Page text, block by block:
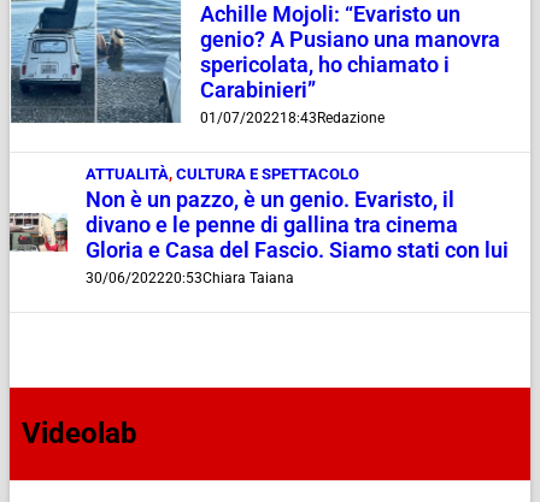
Achille Mojoli: “Evaristo un
genio? A Pusiano una manovra
spericolata, ho chiamato i
Carabinieri”
01/07/202218:43Redazione
ATTUALITÀ, CULTURA E SPETTACOLO
Non è un pazzo, è un genio. Evaristo, il
divano e le penne di gallina tra cinema
Gloria e Casa del Fascio. Siamo stati con lui
30/06/202220:53Chiara Taiana
Videolab